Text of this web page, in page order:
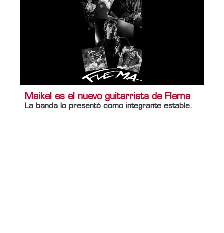
Maikel es el nuevo guitarrista de Flema
La banda lo presentó como integrante estable.